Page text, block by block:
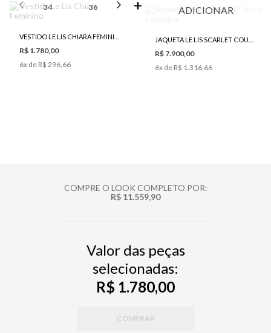
34 36 38 40 42
R$ 1.780,00
6x de R$ 296,66
ADICIONAR
R$ 7.900,00
6x de R$ 1.316,66
COMPRE O LOOK COMPLETO POR:
R$ 11.559,90
Valor das peças
selecionadas:
R$ 1.780,00
COMPRAR